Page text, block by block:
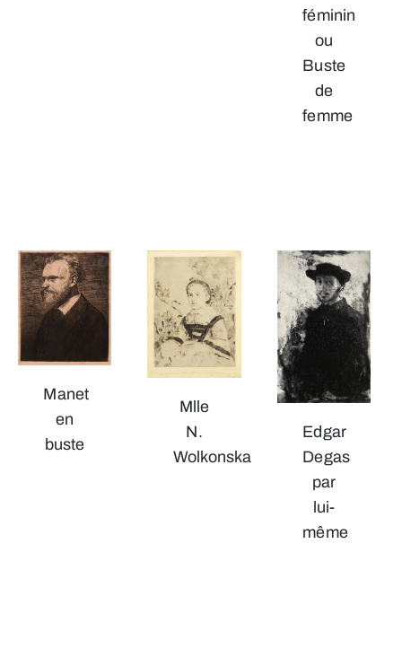
féminin
ou
Buste
de
femme
Manet
en
buste
Mlle
N.
Wolkonska
Edgar
Degas
par
lui-
même